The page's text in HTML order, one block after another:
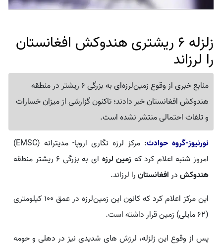
زلزله 6 ریشتری هندوکش افغانستان
را لرزاند
منابع خبری از وقوع زمین‌لرزه‌ای به بزرگی 6 ریشتر در منطقه
هندوکش افغانستان خبر دادند؛ تاکنون گزارشی از میزان خسارات
و تلفات احتمالی منتشر نشده است.
نورنیوز-گروه حوادث
: مرکز لرزه‌ نگاری اروپا- مدیترانه (EMSC)
امروز شنبه اعلام کرد که زمین‌ لرزه‌ ای به بزرگی ۶ ریشتر منطقه
هندوکشدرافغانستانرا لرزاند.
این مرکز اعلام کرد که کانون این زمین‌لرزه در عمق ۱۰۰ کیلومتری
(۶۲ مایلی) زمین قرار داشته است.
پس از وقوع این زلزله، لرزش‌ های شدیدی نیز در دهلی و حومه